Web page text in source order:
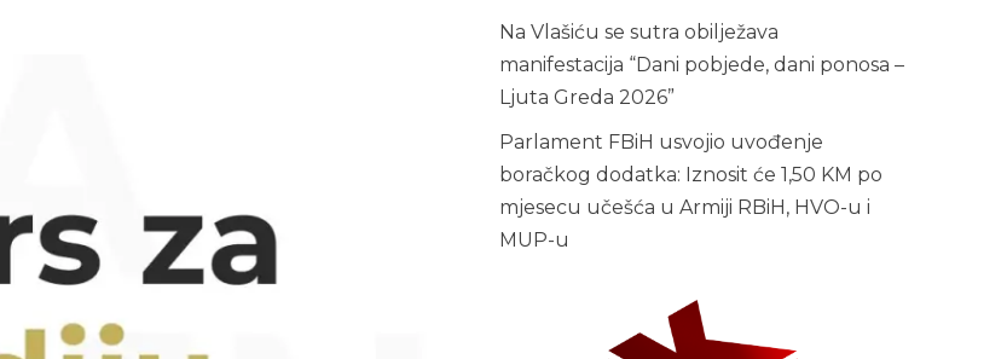
Na Vlašiću se sutra obilježava
manifestacija “Dani pobjede, dani ponosa –
Ljuta Greda 2026”
Parlament FBiH usvojio uvođenje
boračkog dodatka: Iznosit će 1,50 KM po
mjesecu učešća u Armiji RBiH, HVO-u i
MUP-u